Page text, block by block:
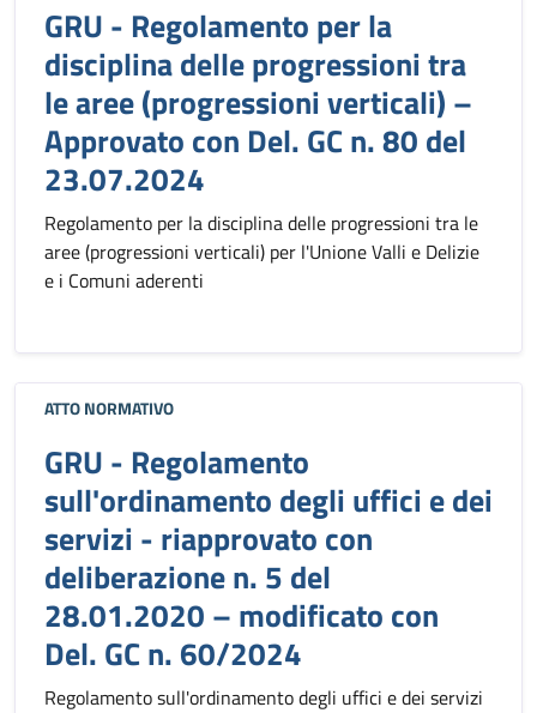
GRU - Regolamento per la
disciplina delle progressioni tra
le aree (progressioni verticali) –
Approvato con Del. GC n. 80 del
23.07.2024
Regolamento per la disciplina delle progressioni tra le
aree (progressioni verticali) per l'Unione Valli e Delizie
e i Comuni aderenti
ATTO NORMATIVO
GRU - Regolamento
sull'ordinamento degli uffici e dei
servizi - riapprovato con
deliberazione n. 5 del
28.01.2020 – modificato con
Del. GC n. 60/2024
Regolamento sull'ordinamento degli uffici e dei servizi